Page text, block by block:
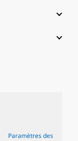
Paramètres des